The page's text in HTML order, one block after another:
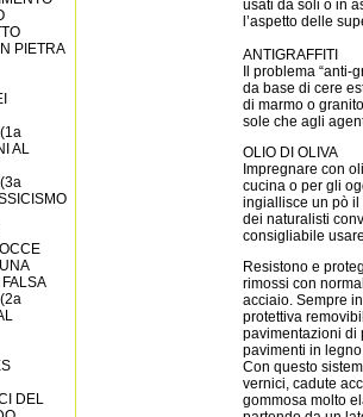
PIETRA
AL
DEL
usati da soli o in
l’aspetto delle
ANTIGRAFFITI
Il problema
da base di cere
di marmo o
sole che agli
OLIO DI OLIVA
Impregnare con
cucina o per gli
ingiallisce un pò il
dei naturalisti
consigliabile
Resistono e
rimossi con
acciaio. Sempre
protettiva
pavimentazioni di
pavimenti in
Con questo
vernici, cadute
gommosa molto